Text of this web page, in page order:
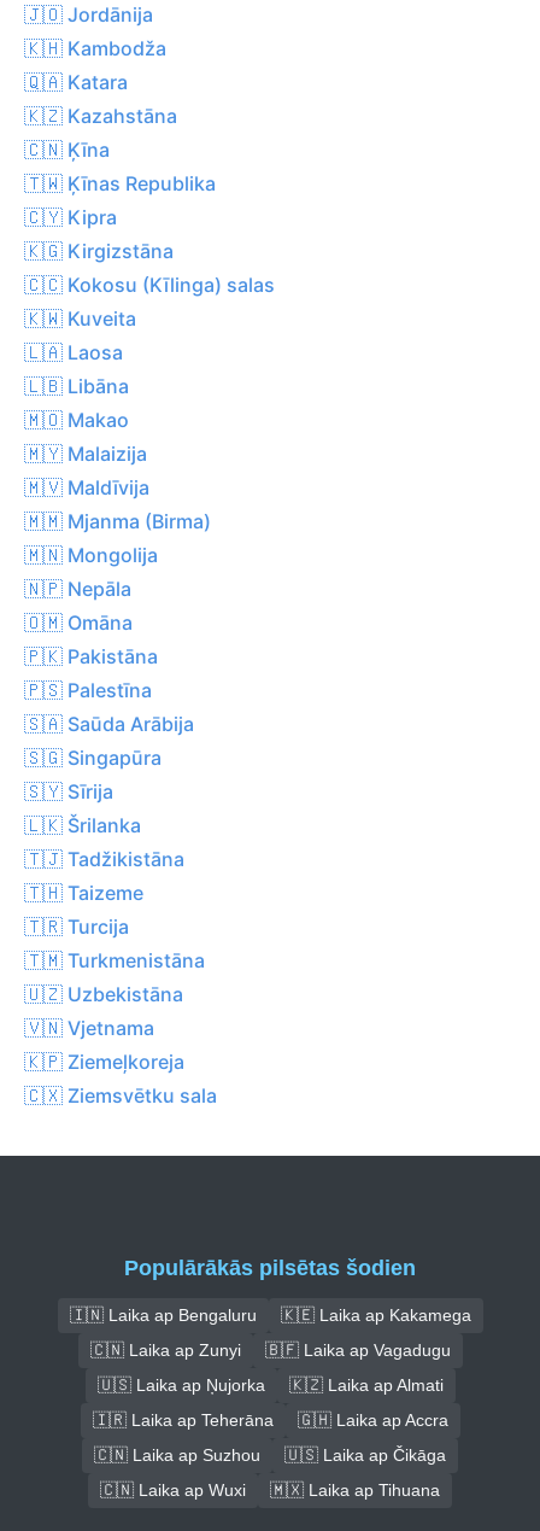
🇯🇴 Jordānija
🇰🇭 Kambodža
🇶🇦 Katara
🇰🇿 Kazahstāna
🇨🇳 Ķīna
🇹🇼 Ķīnas Republika
🇨🇾 Kipra
🇰🇬 Kirgizstāna
🇨🇨 Kokosu (Kīlinga) salas
🇰🇼 Kuveita
🇱🇦 Laosa
🇱🇧 Libāna
🇲🇴 Makao
🇲🇾 Malaizija
🇲🇻 Maldīvija
🇲🇲 Mjanma (Birma)
🇲🇳 Mongolija
🇳🇵 Nepāla
🇴🇲 Omāna
🇵🇰 Pakistāna
🇵🇸 Palestīna
🇸🇦 Saūda Arābija
🇸🇬 Singapūra
🇸🇾 Sīrija
🇱🇰 Šrilanka
🇹🇯 Tadžikistāna
🇹🇭 Taizeme
🇹🇷 Turcija
🇹🇲 Turkmenistāna
🇺🇿 Uzbekistāna
🇻🇳 Vjetnama
🇰🇵 Ziemeļkoreja
🇨🇽 Ziemsvētku sala
Populārākās pilsētas šodien
🇮🇳 Laika ap Bengaluru
🇰🇪 Laika ap Kakamega
🇨🇳 Laika ap Zunyi
🇧🇫 Laika ap Vagadugu
🇺🇸 Laika ap Ņujorka
🇰🇿 Laika ap Almati
🇮🇷 Laika ap Teherāna
🇬🇭 Laika ap Accra
🇨🇳 Laika ap Suzhou
🇺🇸 Laika ap Čikāga
🇨🇳 Laika ap Wuxi
🇲🇽 Laika ap Tihuana